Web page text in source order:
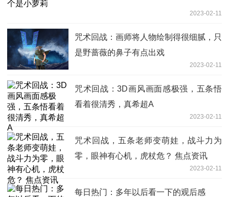
2023-02-11
咒术回战：画师将人物绘制得很细腻，只
是野蔷薇的鼻子有点出戏
2023-02-11
咒术回战：3D画风画面感极强，五条悟
看着很清秀，真希超A
2023-02-11
咒术回战，五条老师变萌娃，战斗力为
零，眼神有心机，虎杖危？ 焦点资讯
2023-02-11
每日热门：多年以后看一下的观后感